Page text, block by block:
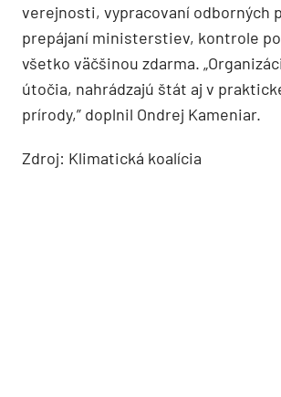
verejnosti, vypracovaní odborných
prepájaní ministerstiev, kontrole
všetko väčšinou zdarma.
útočia, nahrádzajú štát aj v
prírody,” doplnil Ondrej Kameniar.
Zdroj: Klimatická koalícia